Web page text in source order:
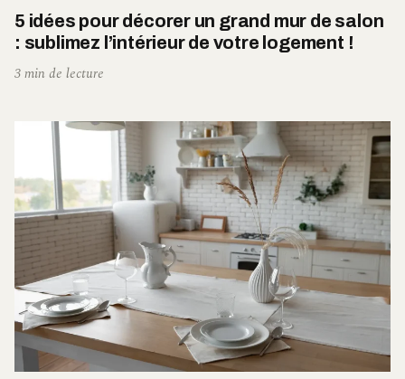
5 idées pour décorer un grand mur de salon
: sublimez l’intérieur de votre logement !
3 min de lecture